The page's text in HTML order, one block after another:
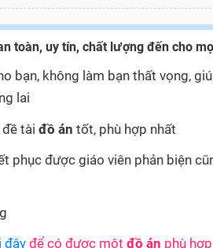
toàn, uy tín, chất lượng đến cho
bạn, không làm bạn thất vọng,
lai
tài đồ án tốt, phù hợp nhất
phục được giáo viên phản biện
đây để có được một đồ án phù